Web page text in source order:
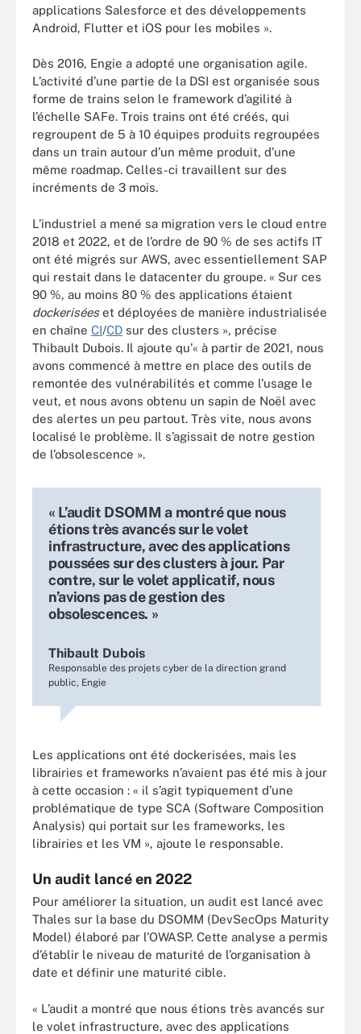
applications Salesforce et des développements
Android, Flutter et iOS pour les mobiles ».
Dès 2016, Engie a adopté une organisation agile.
L’activité d’une partie de la DSI est organisée sous
forme de trains selon le framework d’agilité à
l’échelle SAFe. Trois trains ont été créés, qui
regroupent de 5 à 10 équipes produits regroupées
dans un train autour d’un même produit, d’une
même roadmap. Celles-ci travaillent sur des
incréments de 3 mois.
L’industriel a mené sa migration vers le cloud entre
2018 et 2022, et de l’ordre de 90 % de ses actifs IT
ont été migrés sur AWS, avec essentiellement SAP
qui restait dans le datacenter du groupe. « Sur ces
90 %, au moins 80 % des applications étaient
dockeriséeset déployées de manière industrialisée
en chaîne CI/CD sur des clusters », précise
Thibault Dubois. Il ajoute qu’« à partir de 2021, nous
avons commencé à mettre en place des outils de
remontée des vulnérabilités et comme l’usage le
veut, et nous avons obtenu un sapin de Noël avec
des alertes un peu partout. Très vite, nous avons
localisé le problème. Il s’agissait de notre gestion
de l’obsolescence ».
« L’audit DSOMM a montré que nous
étions très avancés sur le volet
infrastructure, avec des applications
poussées sur des clusters à jour. Par
contre, sur le volet applicatif, nous
n’avions pas de gestion des
obsolescences. »
Thibault Dubois
Responsable des projets cyber de la direction grand
public, Engie
Les applications ont été dockerisées, mais les
librairies et frameworks n’avaient pas été mis à jour
à cette occasion : « il s’agit typiquement d’une
problématique de type SCA (Software Composition
Analysis) qui portait sur les frameworks, les
librairies et les VM », ajoute le responsable.
Un audit lancé en 2022
Pour améliorer la situation, un audit est lancé avec
Thales sur la base du DSOMM (DevSecOps Maturity
Model) élaboré par l’OWASP. Cette analyse a permis
d’établir le niveau de maturité de l’organisation à
date et définir une maturité cible.
« L’audit a montré que nous étions très avancés sur
le volet infrastructure, avec des applications